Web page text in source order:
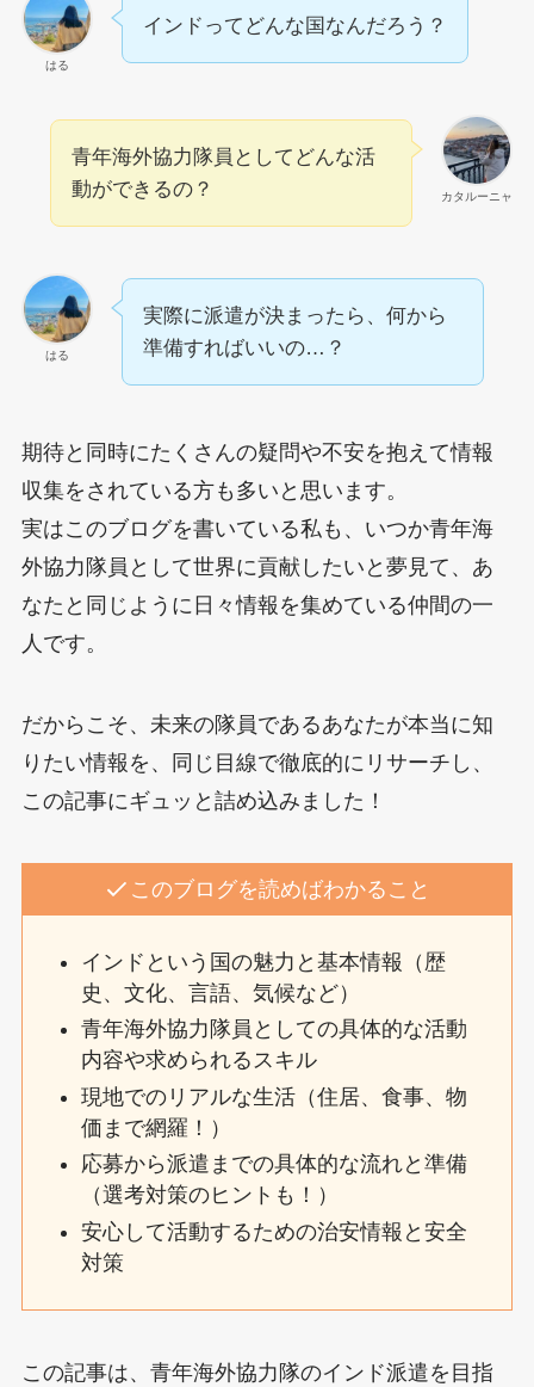
はる
インドってどんな国なんだろう？
カタルーニャ
青年海外協力隊員としてどんな活
動ができるの？
はる
実際に派遣が決まったら、何から
準備すればいいの…？
期待と同時にたくさんの疑問や不安を抱えて情報
収集をされている方も多いと思います。
実はこのブログを書いている私も、いつか青年海
外協力隊員として世界に貢献したいと夢見て、あ
なたと同じように日々情報を集めている仲間の一
人です。
だからこそ、未来の隊員であるあなたが本当に知
りたい情報を、同じ目線で徹底的にリサーチし、
この記事にギュッと詰め込みました！
このブログを読めばわかること
インドという国の魅力と基本情報（歴
史、文化、言語、気候など）
青年海外協力隊員としての具体的な活動
内容や求められるスキル
現地でのリアルな生活（住居、食事、物
価まで網羅！）
応募から派遣までの具体的な流れと準備
（選考対策のヒントも！）
安心して活動するための治安情報と安全
対策
この記事は、青年海外協力隊のインド派遣を目指